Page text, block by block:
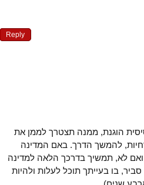
Reply
הוגנת, ממנה תצטרך לממן את
להמשך הדרך. באם המדינה
לא, תמשיך בדרכך הלאה למדינה
בו בעייתך תוכל לעלות ולהיות